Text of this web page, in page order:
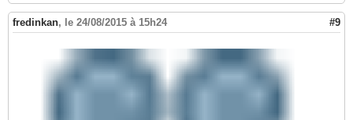
fredinkan, le 24/08/2015 à 15h24 #9